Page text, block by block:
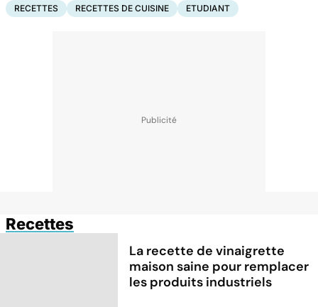
RECETTES RECETTES DE CUISINE ETUDIANT
Recettes
La recette de vinaigrette
maison saine pour remplacer
les produits industriels